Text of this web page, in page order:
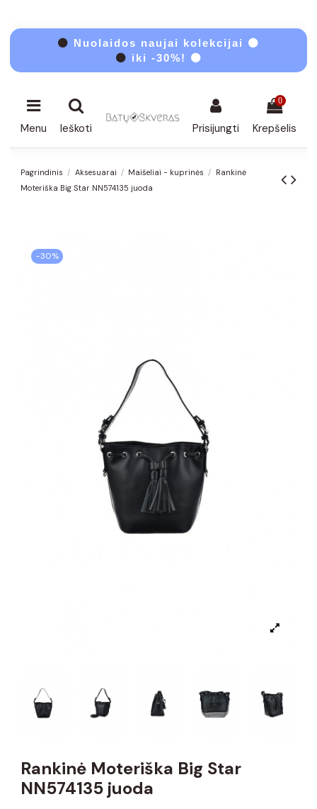
⚫ Nuolaidos naujai kolekcijai ⚫
⚫ iki -30%! ⚫
Menu Ieškoti Prisijungti
0
Krepšelis
Pagrindinis Aksesuarai Maišeliai - kuprinės
Rankinė
Moteriška Big Star NN574135 juoda
−30%
Rankinė Moteriška Big Star
NN574135 juoda